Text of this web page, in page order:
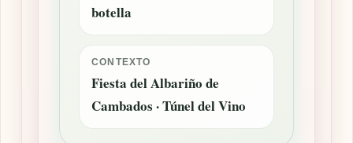
botella
CONTEXTO
Fiesta del Albariño de
Cambados · Túnel del Vino